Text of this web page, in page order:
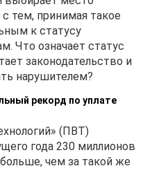
к будущим
суммы
будущих
отражаются по
периодов» и
60 «Расчеты
и
и других
тем, принимая такое
к статусу
Что означает статус
законодательство и
нарушителем?
рекорд по уплате
(ПВТ)
года 230 миллионов
чем за такой же